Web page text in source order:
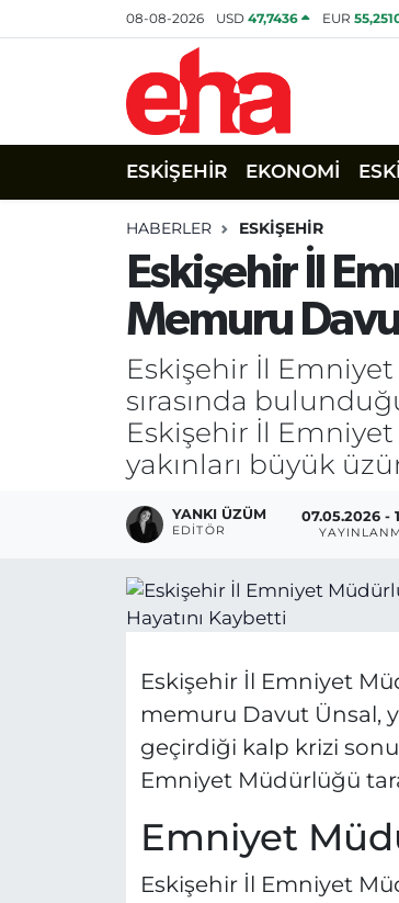
08-08-2026 USD47,7436 EUR
ESKİŞEHİR EKONOMİ
HABERLER ESKİŞEHİR
Eskişehir İl
Memuru
Eskişehir İl
sırasında
Eskişehir İl
yakınları büyük
YANKI ÜZÜM
EDITÖR
07.05.2026 -
Eskişehir İl Emniyet
memuru Davut Ünsal,
geçirdiği kalp krizi
Emniyet Müdürlüğü
Emniyet
Eskişehir İl Emniyet